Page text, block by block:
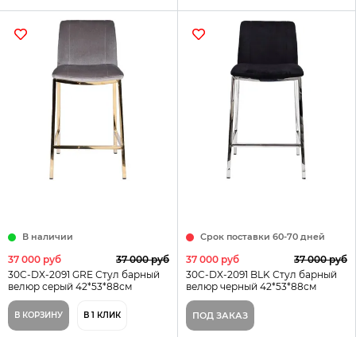
В наличии
37 000 руб
37 000 руб
30C-DX-2091 GRE Стул барный
велюр серый 42*53*88см
В КОРЗИНУ В 1 КЛИК
Срок поставки 60-70 дней
37 000 руб
37 000 руб
30C-DX-2091 BLK Стул барный
велюр черный 42*53*88см
ПОД ЗАКАЗ